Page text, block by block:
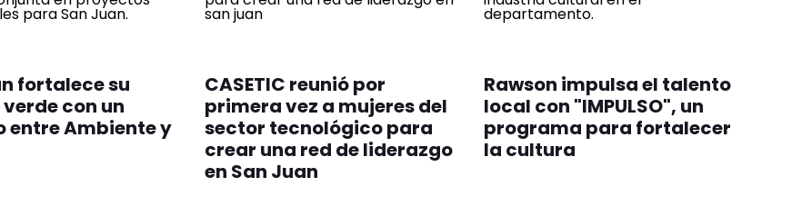
fortalece su
con un
entre Ambiente y
CASETIC reunió por
primera vez a mujeres del
sector tecnológico para
crear una red de liderazgo
en San Juan
Rawson impulsa el talento
local con "IMPULSO", un
programa para fortalecer
la cultura